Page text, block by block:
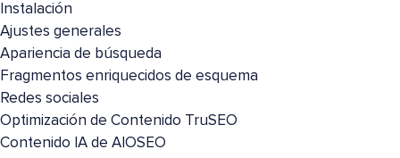
Instalación
Ajustes generales
Apariencia de búsqueda
Fragmentos enriquecidos de esquema
Redes sociales
Optimización de Contenido TruSEO
Contenido IA de AIOSEO